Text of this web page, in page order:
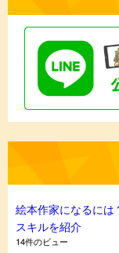
絵本作家になるには
スキルを紹介
14件のビュー